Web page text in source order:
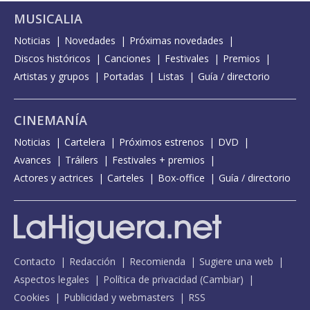
MUSICALIA
Noticias Novedades
Próximas novedades
Discos históricos
Canciones Festivales
Premios
Artistas y grupos
Portadas Listas Guía / directorio
CINEMANÍA
Noticias Cartelera Próximos estrenos
DVD
Avances
Tráilers
Festivales + premios
Actores y actrices
Carteles Box-office Guía / directorio
Contacto Redacción Recomienda
Sugiere una web
Aspectos legales
Política de privacidad (Cambiar)
Cookies
Publicidad y webmasters RSS